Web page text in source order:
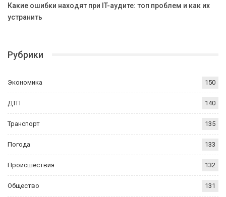
Какие ошибки находят при IT-аудите: топ проблем и как их
устранить
Рубрики
Экономика 150
ДТП 140
Транспорт 135
Погода 133
Происшествия 132
Общество 131